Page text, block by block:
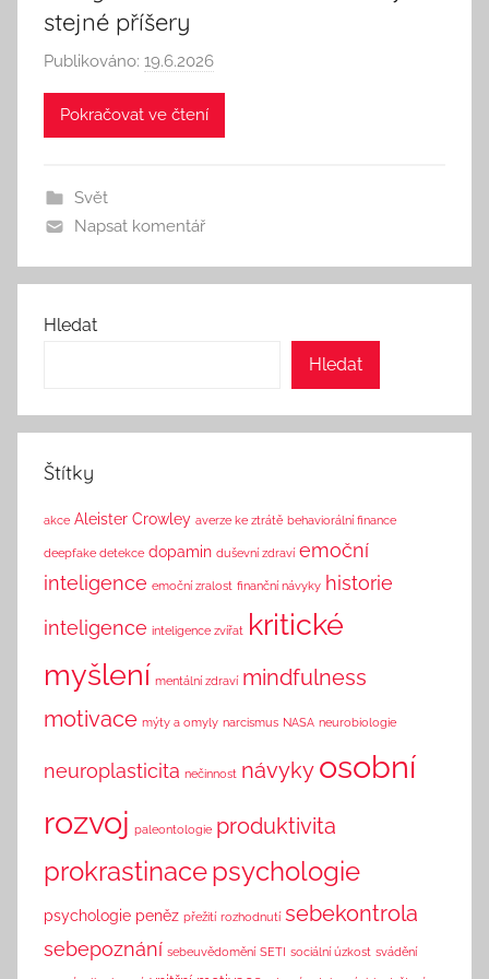
stejné příšery
Publikováno: 19.6.2026
u
e
T
n
k
Pokračovat ve čtení
Svět
Napsat komentář
Hledat
Hledat
Štítky
akce Aleister Crowley averze ke ztrátě behaviorální finance
deepfake detekce dopamin duševní zdraví emoční
inteligence emoční zralost finanční návyky historie
inteligence inteligence zvířat kritické
myšlení mentální zdraví mindfulness
motivace mýty a omyly narcismus NASA neurobiologie
neuroplasticita nečinnost návyky osobní
rozvoj paleontologie produktivita
prokrastinacepsychologie
psychologie peněz přežití rozhodnutí sebekontrola
sebepoznání sebeuvědomění SETI sociální úzkost svádění